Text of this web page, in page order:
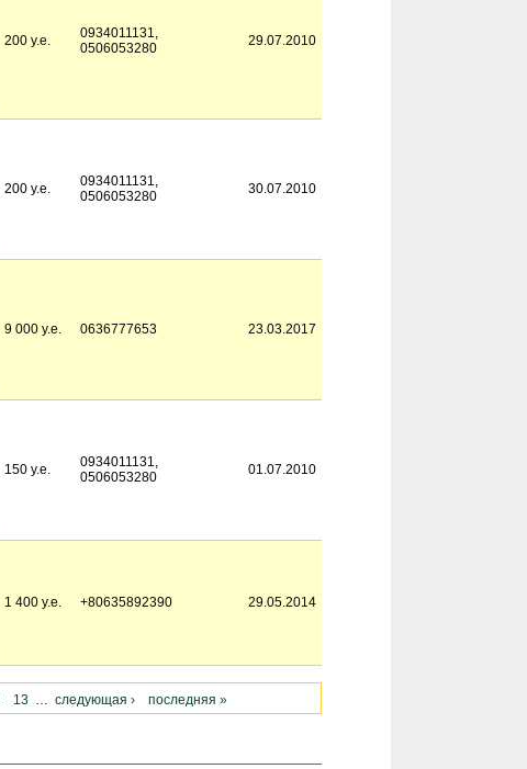
200 у.е.
0934011131,
0506053280
29.07.2010
200 у.е.
0934011131,
0506053280
30.07.2010
9 000 у.е. 0636777653 23.03.2017
150 у.е.
0934011131,
0506053280
01.07.2010
1 400 у.е. +80635892390 29.05.2014
13 … следующая › последняя »